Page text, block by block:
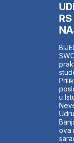
u
ova